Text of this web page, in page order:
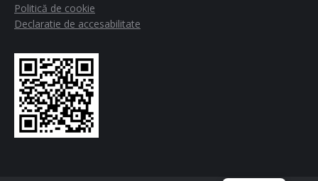
Politică de cookie
Declaratie de accesabilitate